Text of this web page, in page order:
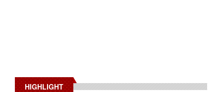
HIGHLIGHT